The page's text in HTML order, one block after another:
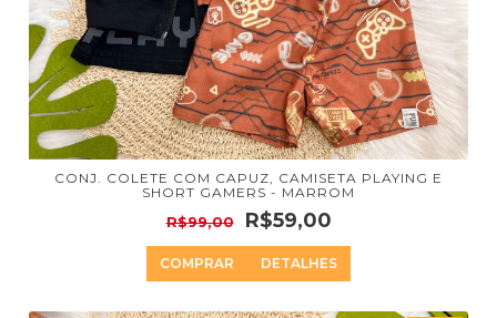
CONJ. COLETE COM CAPUZ, CAMISETA PLAYING E
SHORT GAMERS - MARROM
R$99,00 R$59,00
COMPRAR DETALHES